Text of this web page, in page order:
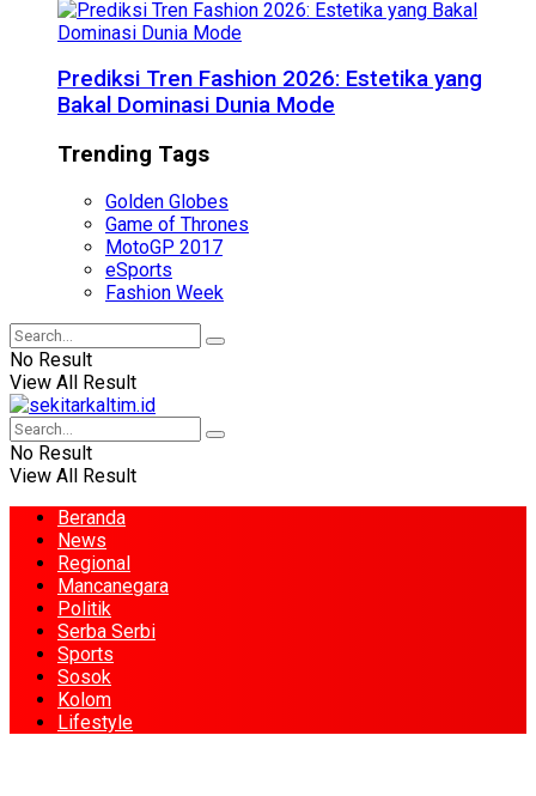
Prediksi Tren Fashion 2026: Estetika yang
Bakal Dominasi Dunia Mode
Trending Tags
Golden Globes
Game of Thrones
MotoGP 2017
eSports
Fashion Week
No Result
View All Result
No Result
View All Result
Beranda
News
Regional
Mancanegara
Politik
Serba Serbi
Sports
Sosok
Kolom
Lifestyle